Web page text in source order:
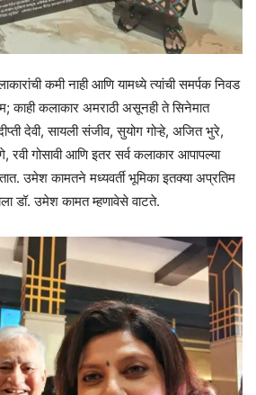
कमी नाही आणि यामध्ये त्यांची समर्पक निवड
काही कलाकार अमराठी असूनही ते सिनेमात
देवी, सायली संजीव, सुयोग गोऱ्हे, अजित भुरे,
गोसावी आणि इतर सर्व कलाकार आपापल्या
उमेश कामतने मध्यवर्ती भूमिका इतक्या अप्रतिम
डॉ. उमेश कामत म्हणावेसे वाटते.